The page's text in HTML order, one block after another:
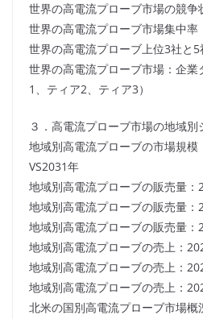
世界の高電流プローブ市場の競争
世界の高電流プローブ市場集中率
世界の高電流プローブ上位3社と
世界の高電流プローブ市場：企
1、ティア2、ティア3）
３．高電流プローブ市場の地域別
地域別高電流プローブの市場規模
VS2031年
地域別高電流プローブの販売量：
地域別高電流プローブの販売量
地域別高電流プローブの販売量：
地域別高電流プローブの売上：
地域別高電流プローブの売上：
地域別高電流プローブの売上：
北米の国別高電流プローブ市場概